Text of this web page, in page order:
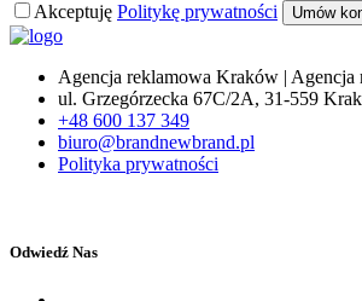
Akceptuję Politykę prywatności
Agencja reklamowa Kraków | Agencja
ul. Grzegórzecka 67C/2A, 31-559
+48 600 137 349
biuro@brandnewbrand.pl
Polityka prywatności
Odwiedź Nas